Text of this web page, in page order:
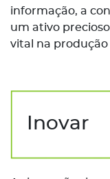
informação, a
um ativo
vital na
Inovar